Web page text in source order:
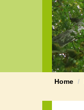
Home